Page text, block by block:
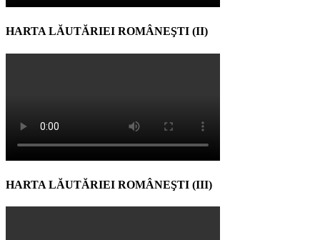
HARTA LĂUTĂRIEI ROMÂNEŞTI (II)
HARTA LĂUTĂRIEI ROMÂNEŞTI (III)